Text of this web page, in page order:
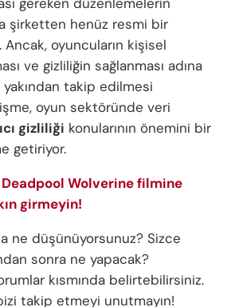
gereken düzenlemelerin
şirketten henüz resmi bir
Ancak, oyuncuların kişisel
ve gizliliğin sağlanması adına
yakından takip edilmesi
oyun sektöründe veri
gizliliği konularının önemini bir
getiriyor.
Deadpool Wolverine filmine
girmeyin!
ne düşünüyorsunuz? Sizce
sonra ne yapacak?
kısmında belirtebilirsiniz.
takip etmeyi unutmayın!